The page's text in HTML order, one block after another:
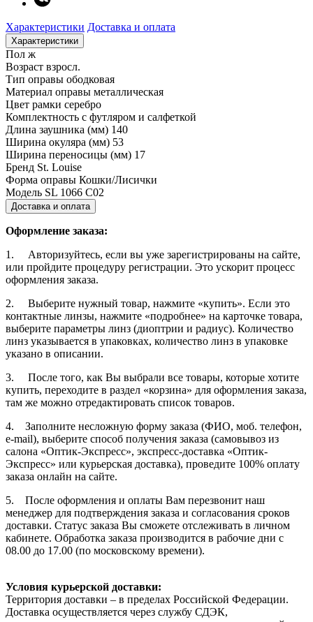
Характеристики Доставка и оплата
Характеристики
Пол ж
Возраст взросл.
Тип оправы ободковая
Материал оправы металлическая
Цвет рамки серебро
Комплектность с футляром и салфеткой
Длина заушника (мм) 140
Ширина окуляра (мм) 53
Ширина переносицы (мм) 17
Бренд St. Louise
Форма оправы Кошки/Лисички
Модель SL 1066 C02
Доставка и оплата
Оформление заказа:
1. Авторизуйтесь, если вы уже зарегистрированы на сайте,
или пройдите процедуру регистрации. Это ускорит процесс
оформления заказа.
2. Выберите нужный товар, нажмите «купить». Если это
контактные линзы, нажмите «подробнее» на карточке товара,
выберите параметры линз (диоптрии и радиус). Количество
линз указывается в упаковках, количество линз в упаковке
указано в описании.
3. После того, как Вы выбрали все товары, которые хотите
купить, переходите в раздел «корзина» для оформления заказа,
там же можно отредактировать список товаров.
4. Заполните несложную форму заказа (ФИО, моб. телефон,
e-mail), выберите способ получения заказа (самовывоз из
салона «Оптик-Экспресс», экспресс-доставка «Оптик-
Экспресс» или курьерская доставка), проведите 100% оплату
заказа онлайн на сайте.
5. После оформления и оплаты Вам перезвонит наш
менеджер для подтверждения заказа и согласования сроков
доставки. Статус заказа Вы сможете отслеживать в личном
кабинете. Обработка заказа производится в рабочие дни с
08.00 до 17.00 (по московскому времени).
Условия курьерской доставки:
Территория доставки – в пределах Российской Федерации.
Доставка осуществляется через службу СДЭК,